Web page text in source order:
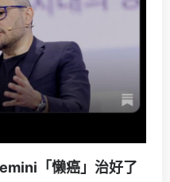
「懒癌」治好了